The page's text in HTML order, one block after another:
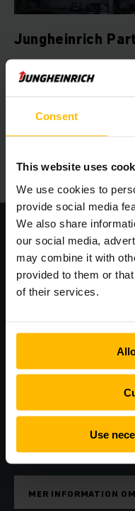
Consent
This website uses
We use cookies to
provide social media
We also share
our social media,
may combine it with
provided to them or
of their services.
Use
Jungheinrich
Enkelt, snabbt och
originaldelar dygnet
TILL PARTS ONLINE
Registrera dig nu
och ta del av
MER INFORMATION